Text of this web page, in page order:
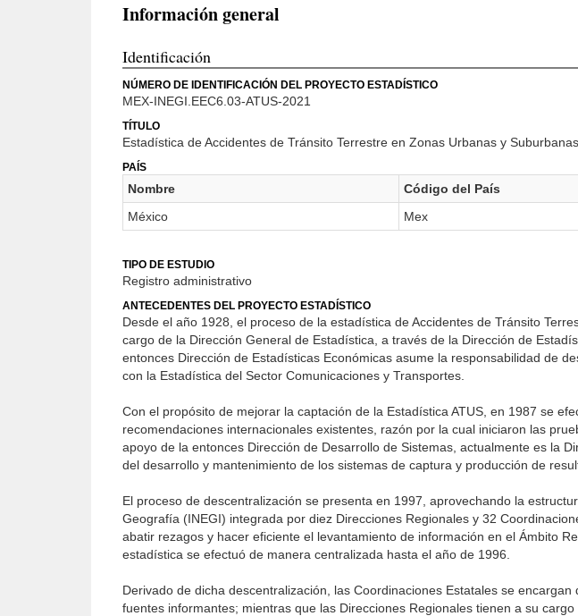
Información general
Identificación
NÚMERO DE IDENTIFICACIÓN DEL PROYECTO ESTADÍSTICO
MEX-INEGI.EEC6.03-ATUS-2021
TÍTULO
Estadística de Accidentes de Tránsito Terrestre en Zonas Urbanas y
PAÍS
Nombre
Código del País
México
Mex
TIPO DE ESTUDIO
Registro administrativo
ANTECEDENTES DEL PROYECTO ESTADÍSTICO
Desde el año 1928, el proceso de la estadística de Accidentes de Tránsito
cargo de la Dirección General de Estadística, a través de la Dirección de
entonces Dirección de Estadísticas Económicas asume la responsabilidad de
con la Estadística del Sector Comunicaciones y Transportes.
Con el propósito de mejorar la captación de la Estadística ATUS, en 1987 se
recomendaciones internacionales existentes, razón por la cual iniciaron las
apoyo de la entonces Dirección de Desarrollo de Sistemas, actualmente es la
del desarrollo y mantenimiento de los sistemas de captura y producción de
El proceso de descentralización se presenta en 1997, aprovechando la
Geografía (INEGI) integrada por diez Direcciones Regionales y 32
abatir rezagos y hacer eficiente el levantamiento de información en el Ámbito
estadística se efectuó de manera centralizada hasta el año de 1996.
Derivado de dicha descentralización, las Coordinaciones Estatales se
fuentes informantes; mientras que las Direcciones Regionales tienen a su